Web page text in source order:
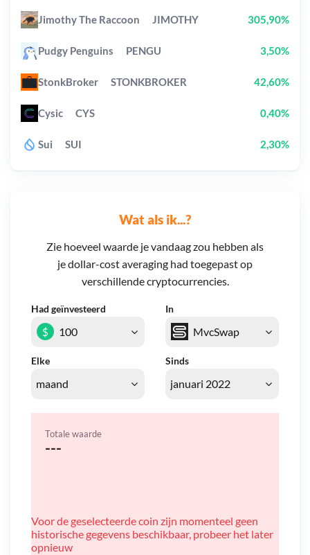
Wat als ik...?
Zie hoeveel waarde je vandaag zou hebben als
je dollar-cost averaging had toegepast op
verschillende cryptocurrencies.
Had geïnvesteerd In
Elke Sinds
$
Totale waarde
---
Voor de geselecteerde coin zijn momenteel geen
historische gegevens beschikbaar, probeer het later
opnieuw
Jimothy The Raccoon JIMOTHY 305,90%
Pudgy Penguins PENGU 3,50%
StonkBroker STONKBROKER 42,60%
Cysic CYS 0,40%
Sui SUI 2,30%